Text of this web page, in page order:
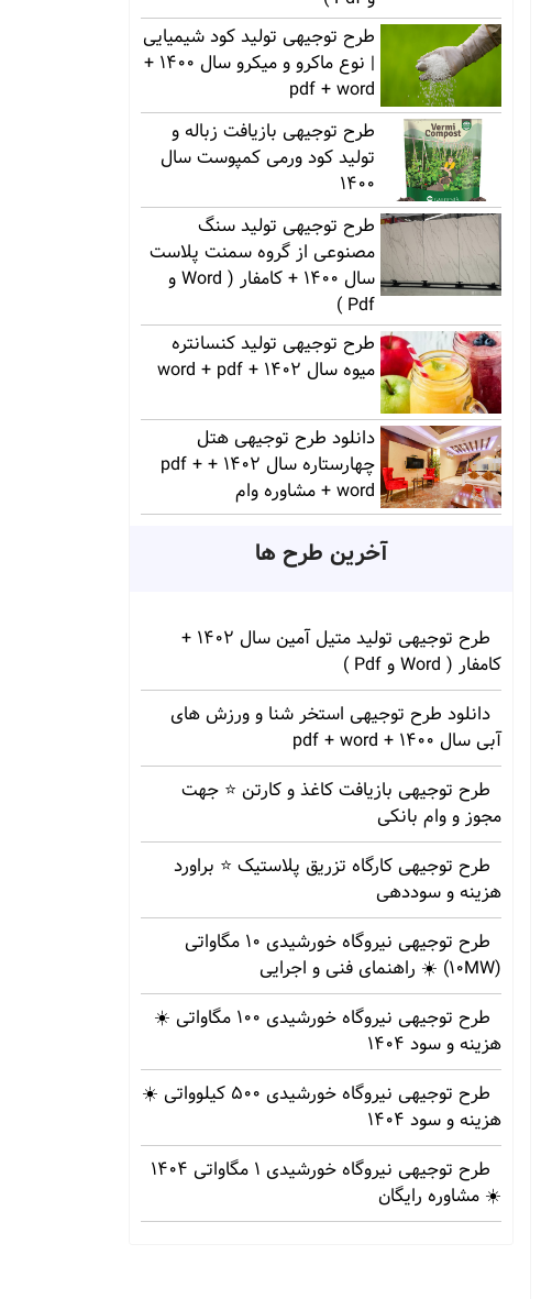
طرح توجیهی تولید کود شیمیایی
| نوع ماکرو و میکرو سال 1400 +
pdf + word
طرح توجیهی بازیافت زباله و
تولید کود ورمی کمپوست سال
1400
طرح توجیهی تولید سنگ
مصنوعی از گروه سمنت پلاست
سال 1400 + کامفار ( Word و
Pdf )
طرح توجیهی تولید کنسانتره
میوه سال 1402 + word + pdf
دانلود طرح توجیهی هتل
چهارستاره سال 1402 + pdf +
word + مشاوره وام
آخرین طرح ها
طرح توجیهی تولید متیل آمین سال 1402 +
کامفار ( Word و Pdf )
دانلود طرح توجیهی استخر شنا و ورزش های
آبی سال 1400 + pdf + word
طرح توجیهی بازیافت کاغذ و کارتن ⭐️ جهت
مجوز و وام بانکی
طرح توجیهی کارگاه تزریق پلاستیک ⭐ براورد
هزینه و سوددهی
طرح توجیهی نیروگاه خورشیدی 10 مگاواتی
(10MW) ☀️ راهنمای فنی و اجرایی
طرح توجیهی نیروگاه خورشیدی 100 مگاواتی ☀️
هزینه‌ و سود 1404
طرح توجیهی نیروگاه خورشیدی 500 کیلوواتی ☀️
هزینه‌ و سود 1404
طرح توجیهی نیروگاه خورشیدی 1 مگاواتی 1404
☀️ مشاوره رایگان